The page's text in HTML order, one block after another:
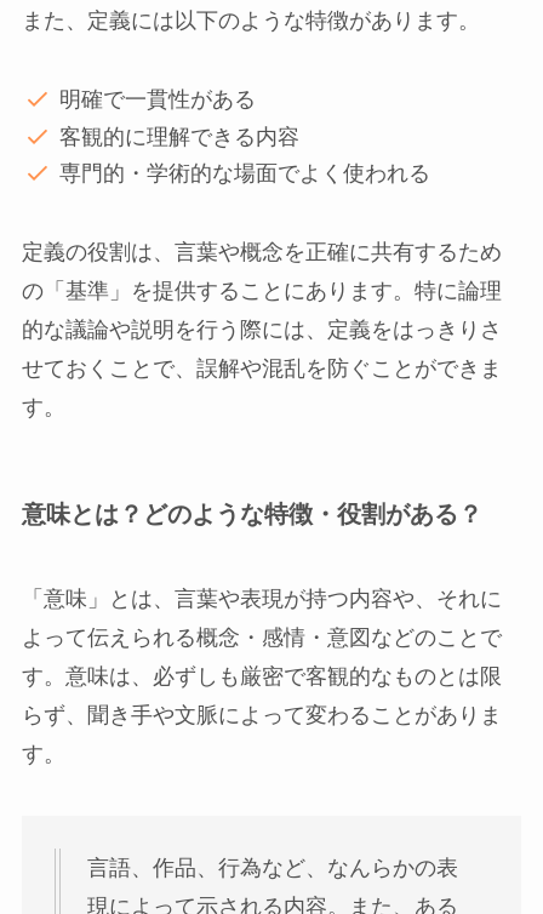
また、定義には以下のような特徴があります。
明確で一貫性がある
客観的に理解できる内容
専門的・学術的な場面でよく使われる
定義の役割は、言葉や概念を正確に共有するため
の「基準」を提供することにあります。特に論理
的な議論や説明を行う際には、定義をはっきりさ
せておくことで、誤解や混乱を防ぐことができま
す。
意味とは？どのような特徴・役割がある？
「意味」とは、言葉や表現が持つ内容や、それに
よって伝えられる概念・感情・意図などのことで
す。意味は、必ずしも厳密で客観的なものとは限
らず、聞き手や文脈によって変わることがありま
す。
言語、作品、行為など、なんらかの表
現によって示される内容。また、ある